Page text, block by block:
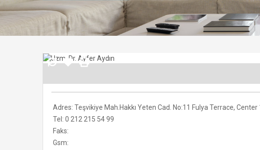
Adres: Teşvikiye Mah.Hakkı Yeten Cad. No:11 Fulya Terrace,
Tel: 0 212 215 54 99
Faks:
Gsm: